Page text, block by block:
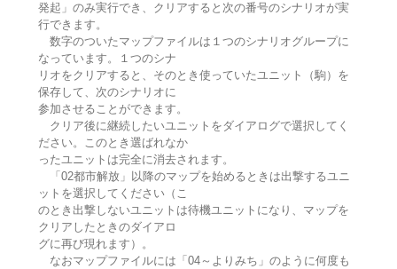
発起」のみ実行でき、クリアすると次の番号のシナリオが実
行できます。
数字のついたマップファイルは１つのシナリオグループに
なっています。１つのシナ
リオをクリアすると、そのとき使っていたユニット（駒）を
保存して、次のシナリオに
参加させることができます。
クリア後に継続したいユニットをダイアログで選択してく
ださい。このとき選ばれなか
ったユニットは完全に消去されます。
「02都市解放」以降のマップを始めるときは出撃するユニ
ットを選択してください（こ
のとき出撃しないユニットは待機ユニットになり、マップを
クリアしたときのダイアロ
グに再び現れます）。
なおマップファイルには「04～よりみち」のように何度も